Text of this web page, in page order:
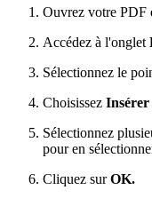
Ouvrez votre PDF
Accédez à l'onglet
Sélectionnez le
Choisissez Insérer
Sélectionnez
pour en
Cliquez surOK.